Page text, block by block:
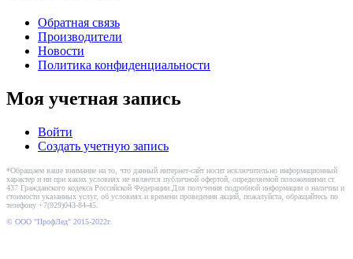
Обратная связь
Производители
Новости
Политика конфиденциальности
Моя учетная запись
Войти
Создать учетную запись
*Обращаем ваше внимание на то, что данный интернет-сайт носит исключительно информационный
характер и ни при каких условиях не является публичной офертой, определяемой положениями ст.
437 Гражданского кодекса Российской Федерации.Для получения подробной информации о наличии и
стоимости указанных услуг, об условиях и времени проведения акций, пожалуйста, обращайтесь по
телефону +7(929)043-84-45.
© ООО "ПрофЛед" 2015-2022г.